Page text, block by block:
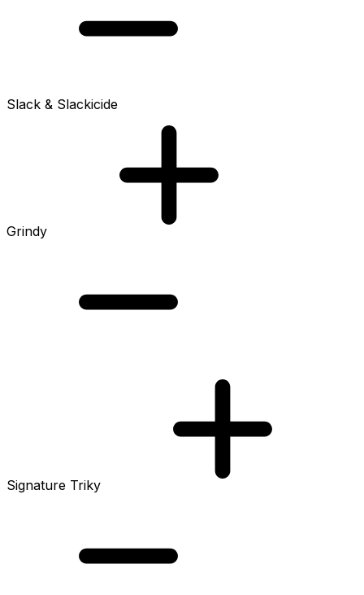
Slack & Slackicide
Grindy
Signature Triky